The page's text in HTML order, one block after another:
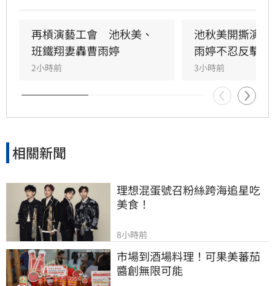
發她通告就會斷手斷腳，導致演藝事業一落千
丈，從一週七天通告的當紅歌手淪為過往雲煙。
再槓演藝工會　池秋美、
班鐵翔妻轟曹雨婷
2小時前
池秋美開撕演
雨婷不忍反擊了
3小時前
相關新聞
理想混蛋號召粉絲跨海追星吃
美食！
8小時前
市場到酒場料理！可果美蕃茄
醬創無限可能